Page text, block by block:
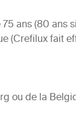
ans (80 ans
(Crefilux fait
ou de la